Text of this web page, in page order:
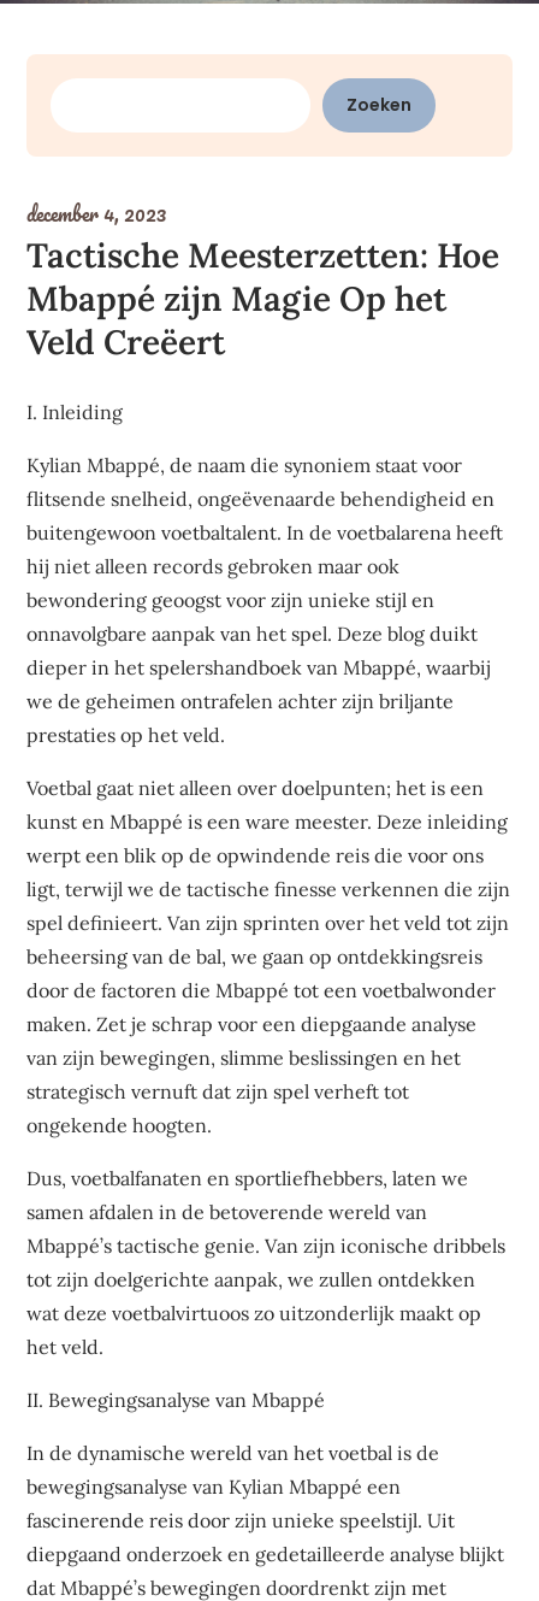
Zoeken
Zoeken
december 4, 2023
Tactische Meesterzetten: Hoe
Mbappé zijn Magie Op het
Veld Creëert
I. Inleiding
Kylian Mbappé, de naam die synoniem staat voor
flitsende snelheid, ongeëvenaarde behendigheid en
buitengewoon voetbaltalent. In de voetbalarena heeft
hij niet alleen records gebroken maar ook
bewondering geoogst voor zijn unieke stijl en
onnavolgbare aanpak van het spel. Deze blog duikt
dieper in het spelershandboek van Mbappé, waarbij
we de geheimen ontrafelen achter zijn briljante
prestaties op het veld.
Voetbal gaat niet alleen over doelpunten; het is een
kunst en Mbappé is een ware meester. Deze inleiding
werpt een blik op de opwindende reis die voor ons
ligt, terwijl we de tactische finesse verkennen die zijn
spel definieert. Van zijn sprinten over het veld tot zijn
beheersing van de bal, we gaan op ontdekkingsreis
door de factoren die Mbappé tot een voetbalwonder
maken. Zet je schrap voor een diepgaande analyse
van zijn bewegingen, slimme beslissingen en het
strategisch vernuft dat zijn spel verheft tot
ongekende hoogten.
Dus, voetbalfanaten en sportliefhebbers, laten we
samen afdalen in de betoverende wereld van
Mbappé’s tactische genie. Van zijn iconische dribbels
tot zijn doelgerichte aanpak, we zullen ontdekken
wat deze voetbalvirtuoos zo uitzonderlijk maakt op
het veld.
II. Bewegingsanalyse van Mbappé
In de dynamische wereld van het voetbal is de
bewegingsanalyse van Kylian Mbappé een
fascinerende reis door zijn unieke speelstijl. Uit
diepgaand onderzoek en gedetailleerde analyse blijkt
dat Mbappé’s bewegingen doordrenkt zijn met